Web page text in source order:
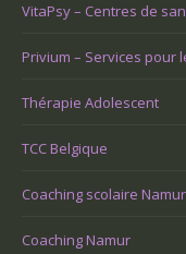
VitaPsy – Centres de
Privium – Services
Thérapie Adolescent
TCC Belgique
Coaching scolaire Namur
Coaching Namur